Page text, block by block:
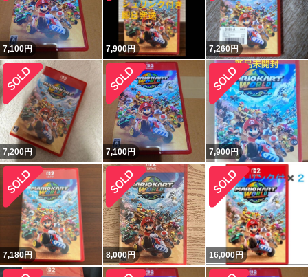
7,100円 7,900円 7,260円
7,200円 7,100円 7,900円
7,180円 8,000円 16,000円